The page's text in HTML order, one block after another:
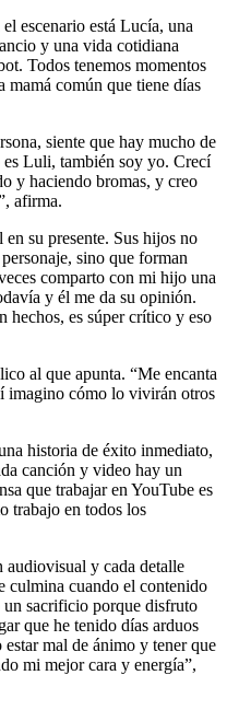
escenario está Lucía, una
y una vida cotidiana
Todos tenemos momentos
mamá común que tiene días
siente que hay mucho de
Luli, también soy yo. Crecí
y haciendo bromas, y creo
afirma.
su presente. Sus hijos no
sino que forman
comparto con mi hijo una
y él me da su opinión.
hechos, es súper crítico y eso
al que apunta. “Me encanta
imagino cómo lo vivirán otros
historia de éxito inmediato,
canción y video hay un
que trabajar en YouTube es
trabajo en todos los
y cada detalle
culmina cuando el contenido
sacrificio porque disfruto
que he tenido días arduos
mal de ánimo y tener que
mi mejor cara y energía”,